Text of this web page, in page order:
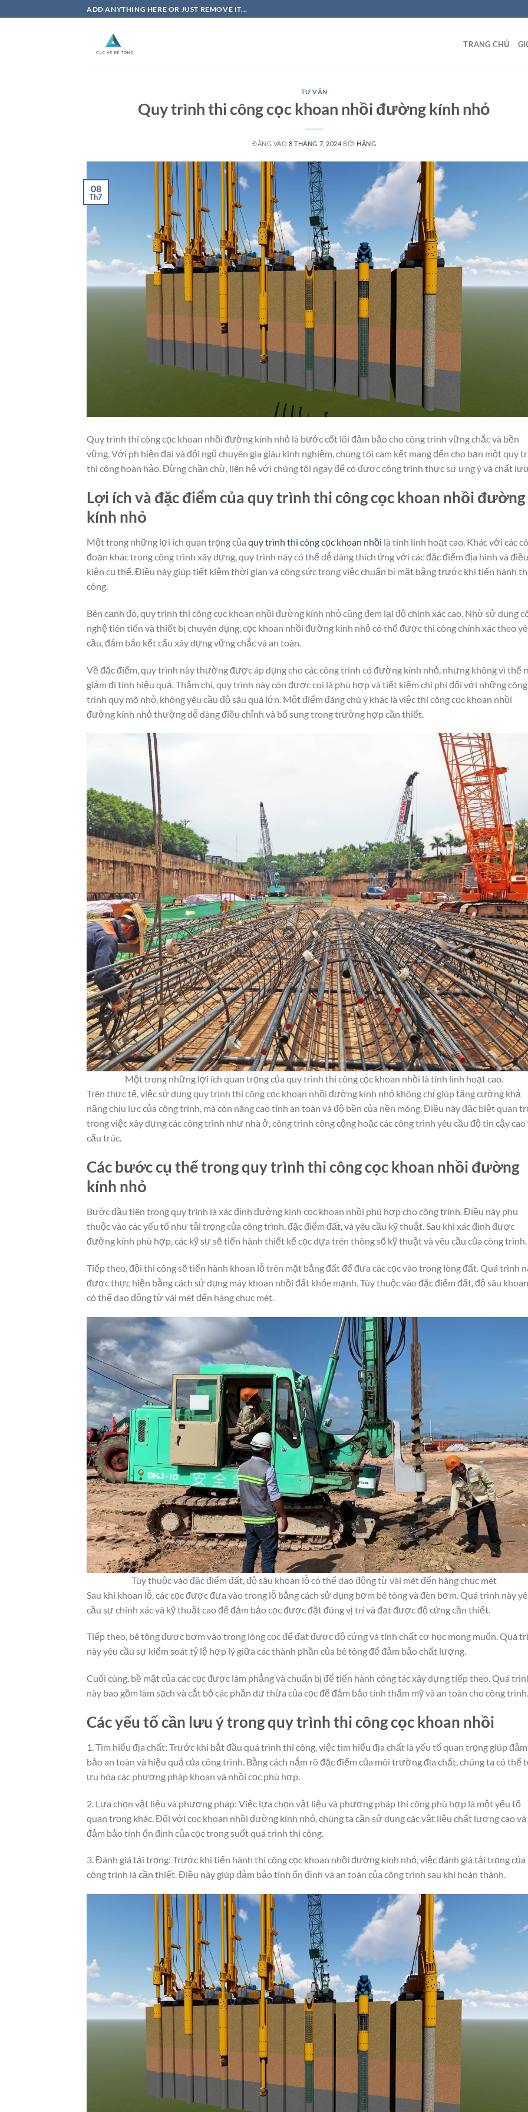
qua
ADD ANYTHING HERE OR JUST REMOVE IT...
TRANG CHỦ
TƯ VẤN
Quy trình thi công cọc khoan nhồi đường kính nhỏ
ĐĂNG VÀO8 THÁNG 7, 2024 BỞI HẰNG
08
Th7
Quy trình thi công cọc khoan nhồi đường kính nhỏ là bước cốt lõi đảm bảo cho công trình vững chắc và bền
vững. Với ph hiện đại và đội ngũ chuyên gia giàu kinh nghiệm, chúng tôi cam kết mang đến cho bạn một quy
thi công hoàn hảo. Đừng chần chừ, liên hệ với chúng tôi ngay để có được công trình thực sự ưng ý và chất
Lợi ích và đặc điểm của quy trình thi công cọc khoan nhồi đường
kính nhỏ
Một trong những lợi ích quan trọng của quy trình thi công cọc khoan nhồi là tính linh hoạt cao. Khác với các
đoạn khác trong công trình xây dựng, quy trình này có thể dễ dàng thích ứng với các đặc điểm địa hình và điều
kiện cụ thể. Điều này giúp tiết kiệm thời gian và công sức trong việc chuẩn bị mặt bằng trước khi tiến hành
công.
Bên cạnh đó, quy trình thi công cọc khoan nhồi đường kính nhỏ cũng đem lại độ chính xác cao. Nhờ sử dụng
nghệ tiên tiến và thiết bị chuyên dụng, cọc khoan nhồi đường kính nhỏ có thể được thi công chính xác theo
cầu, đảm bảo kết cấu xây dựng vững chắc và an toàn.
Về đặc điểm, quy trình này thường được áp dụng cho các công trình có đường kính nhỏ, nhưng không vì thế
giảm đi tính hiệu quả. Thậm chí, quy trình này còn được coi là phù hợp và tiết kiệm chi phí đối với những công
trình quy mô nhỏ, không yêu cầu độ sâu quá lớn. Một điểm đáng chú ý khác là việc thi công cọc khoan nhồi
đường kính nhỏ thường dễ dàng điều chỉnh và bổ sung trong trường hợp cần thiết.
Một trong những lợi ích quan trọng của quy trình thi công cọc khoan nhồi là tính linh hoạt cao.
Trên thực tế, việc sử dụng quy trình thi công cọc khoan nhồi đường kính nhỏ không chỉ giúp tăng cường khả
năng chịu lực của công trình, mà còn nâng cao tính an toàn và độ bền của nền móng. Điều này đặc biệt quan
trong việc xây dựng các công trình như nhà ở, công trình công cộng hoặc các công trình yêu cầu độ tin cậy cao
cấu trúc.
Các bước cụ thể trong quy trình thi công cọc khoan nhồi đường
kính nhỏ
Bước đầu tiên trong quy trình là xác định đường kính cọc khoan nhồi phù hợp cho công trình. Điều này phụ
thuộc vào các yếu tố như tải trọng của công trình, đặc điểm đất, và yêu cầu kỹ thuật. Sau khi xác định được
đường kính phù hợp, các kỹ sư sẽ tiến hành thiết kế cọc dựa trên thông số kỹ thuật và yêu cầu của công trình.
Tiếp theo, đội thi công sẽ tiến hành khoan lỗ trên mặt bằng đất để đưa các cọc vào trong lòng đất. Quá trình
được thực hiện bằng cách sử dụng máy khoan nhồi đất khỏe mạnh. Tùy thuộc vào đặc điểm đất, độ sâu
có thể dao động từ vài mét đến hàng chục mét.
Tùy thuộc vào đặc điểm đất, độ sâu khoan lỗ có thể dao động từ vài mét đến hàng chục mét
Sau khi khoan lỗ, các cọc được đưa vào trong lỗ bằng cách sử dụng bơm bê tông và đèn bơm. Quá trình này
cầu sự chính xác và kỹ thuật cao để đảm bảo cọc được đặt đúng vị trí và đạt được độ cứng cần thiết.
Tiếp theo, bê tông được bơm vào trong lòng cọc để đạt được độ cứng và tính chất cơ học mong muốn. Quá
này yêu cầu sự kiểm soát tỷ lệ hợp lý giữa các thành phần của bê tông để đảm bảo chất lượng.
Cuối cùng, bề mặt của các cọc được làm phẳng và chuẩn bị để tiến hành công tác xây dựng tiếp theo. Quá
này bao gồm làm sạch và cắt bỏ các phần dư thừa của cọc để đảm bảo tính thẩm mỹ và an toàn cho công trình.
Các yếu tố cần lưu ý trong quy trình thi công cọc khoan nhồi
1. Tìm hiểu địa chất: Trước khi bắt đầu quá trình thi công, việc tìm hiểu địa chất là yếu tố quan trọng giúp đảm
bảo an toàn và hiệu quả của công trình. Bằng cách nắm rõ đặc điểm của môi trường địa chất, chúng ta có thể
ưu hóa các phương pháp khoan và nhồi cọc phù hợp.
2. Lựa chọn vật liệu và phương pháp: Việc lựa chọn vật liệu và phương pháp thi công phù hợp là một yếu tố
quan trọng khác. Đối với cọc khoan nhồi đường kính nhỏ, chúng ta cần sử dụng các vật liệu chất lượng cao và
đảm bảo tính ổn định của cọc trong suốt quá trình thi công.
3. Đánh giá tải trọng: Trước khi tiến hành thi công cọc khoan nhồi đường kính nhỏ, việc đánh giá tải trọng của
công trình là cần thiết. Điều này giúp đảm bảo tính ổn định và an toàn của công trình sau khi hoàn thành.